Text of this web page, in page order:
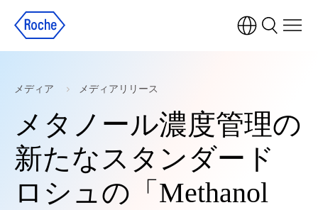
メディア メディアリリース
メタノール濃度管理の
新たなスタンダード
ロシュの「Methanol